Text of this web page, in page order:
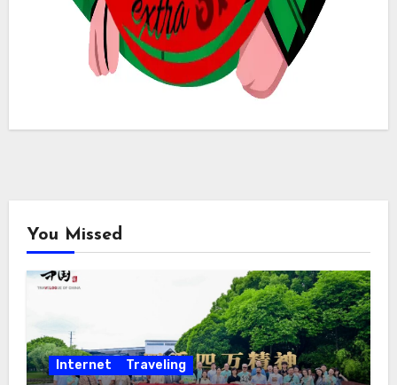
You Missed
Internet Traveling